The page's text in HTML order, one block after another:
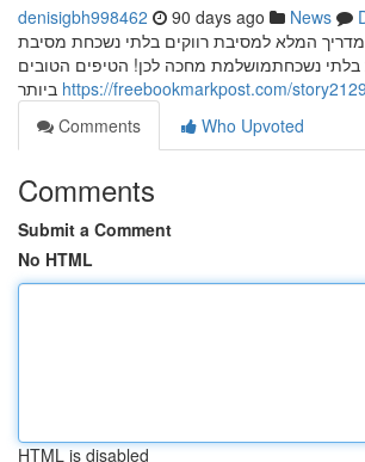
denisigbh998462 90 days ago News
המלא למסיבת רווקים בלתי נשכחת מסיבת
בלתי נשכחתמושלמת מחכה לכן! הטיפים הטובים
https://freebookmarkpost.com/
Comments
Who Upvoted
Comments
Submit a Comment
No HTML
HTML is disabled